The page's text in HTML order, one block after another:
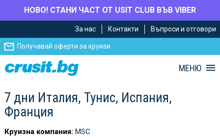
НОВО! СТАНИ ЧАСТ ОТ USIT CLUB ВЪВ VIBER
главното
съдържание
Навигацията
За нас Контакти Въпроси и отговори
Получавай оферти за круизи
МЕНЮ
7 дни Италия, Тунис, Испания,
Франция
Круизна компания: MSC